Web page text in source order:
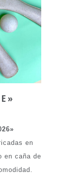
en
en caña de